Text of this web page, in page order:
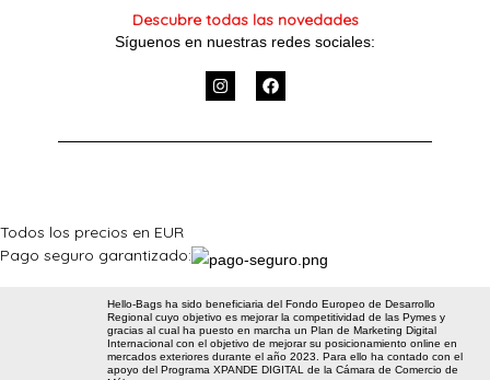
Descubre todas las novedades
Síguenos en nuestras redes sociales:
I
n
a
F
a
b
Todos los precios en EUR
Pago seguro garantizado:
Hello-Bags ha sido beneficiaria del Fondo Europeo de Desarrollo
Regional cuyo objetivo es mejorar la competitividad de las Pymes y
gracias al cual ha puesto en marcha un Plan de Marketing Digital
Internacional con el objetivo de mejorar su posicionamiento online en
mercados exteriores durante el año 2023. Para ello ha contado con el
apoyo del Programa XPANDE DIGITAL de la Cámara de Comercio de